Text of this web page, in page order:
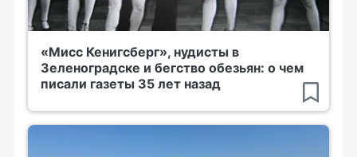
«Мисс Кенигсберг», нудисты в
Зеленоградске и бегство обезьян: о чем
писали газеты 35 лет назад